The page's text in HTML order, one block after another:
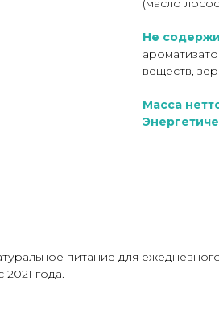
Не
веществ,
Масса
питание для
года.